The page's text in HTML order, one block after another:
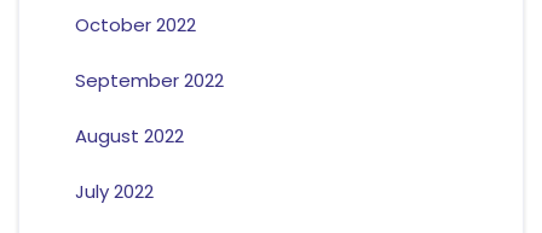
October 2022
September 2022
August 2022
July 2022